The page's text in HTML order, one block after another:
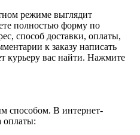
режиме выглядит
полностью форму по
способ доставки, оплаты,
к заказу написать
курьеру вас найти. Нажмите
способом. В интернет-
оплаты: